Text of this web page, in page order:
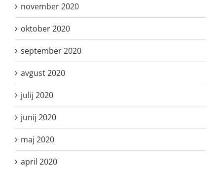
november 2020
oktober 2020
september 2020
avgust 2020
julij 2020
junij 2020
maj 2020
april 2020